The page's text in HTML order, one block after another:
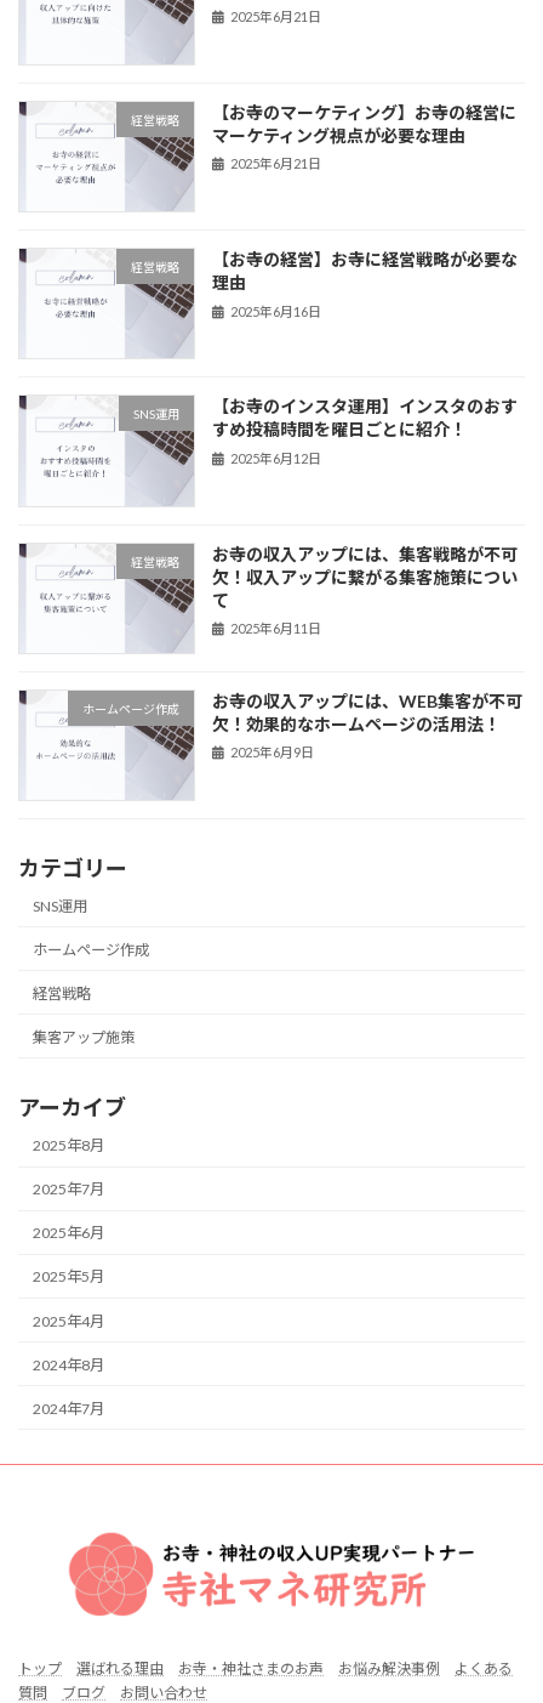
2025年6月21日
経営戦略
【お寺のマーケティング】お寺の経営に
マーケティング視点が必要な理由
2025年6月21日
経営戦略
【お寺の経営】お寺に経営戦略が必要な
理由
2025年6月16日
SNS運用
【お寺のインスタ運用】インスタのおす
すめ投稿時間を曜日ごとに紹介！
2025年6月12日
経営戦略
お寺の収入アップには、集客戦略が不可
欠！収入アップに繋がる集客施策につい
て
2025年6月11日
ホームページ作成
お寺の収入アップには、WEB集客が不可
欠！効果的なホームページの活用法！
2025年6月9日
カテゴリー
SNS運用
ホームページ作成
経営戦略
集客アップ施策
アーカイブ
2025年8月
2025年7月
2025年6月
2025年5月
2025年4月
2024年8月
2024年7月
トップ 選ばれる理由 お寺・神社さまのお声 お悩み解決事例
よくある
質問
ブログ お問い合わせ